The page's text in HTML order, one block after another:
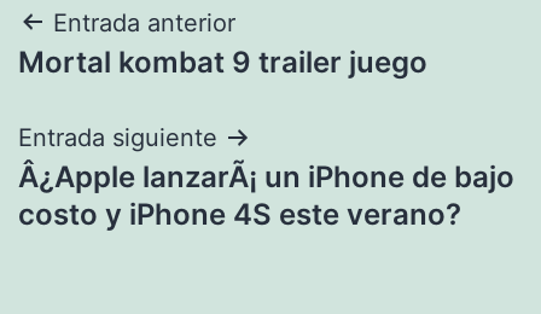
Navegación
de
entradas
Entrada anterior
Mortal kombat 9 trailer juego
Entrada siguiente
Â¿Apple lanzarÃ¡ un iPhone de bajo
costo y iPhone 4S este verano?